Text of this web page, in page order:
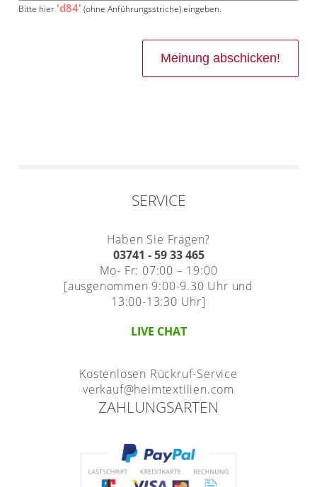
Bitte hier 'd84' (ohne Anführungsstriche) eingeben.
SERVICE
Haben Sie Fragen?
03741 - 59 33 465
Mo- Fr: 07:00 – 19:00
[ausgenommen 9:00-9.30 Uhr und
13:00-13:30 Uhr]
LIVE CHAT
Kostenlosen Rückruf-Service
verkauf@heimtextilien.com
ZAHLUNGSARTEN